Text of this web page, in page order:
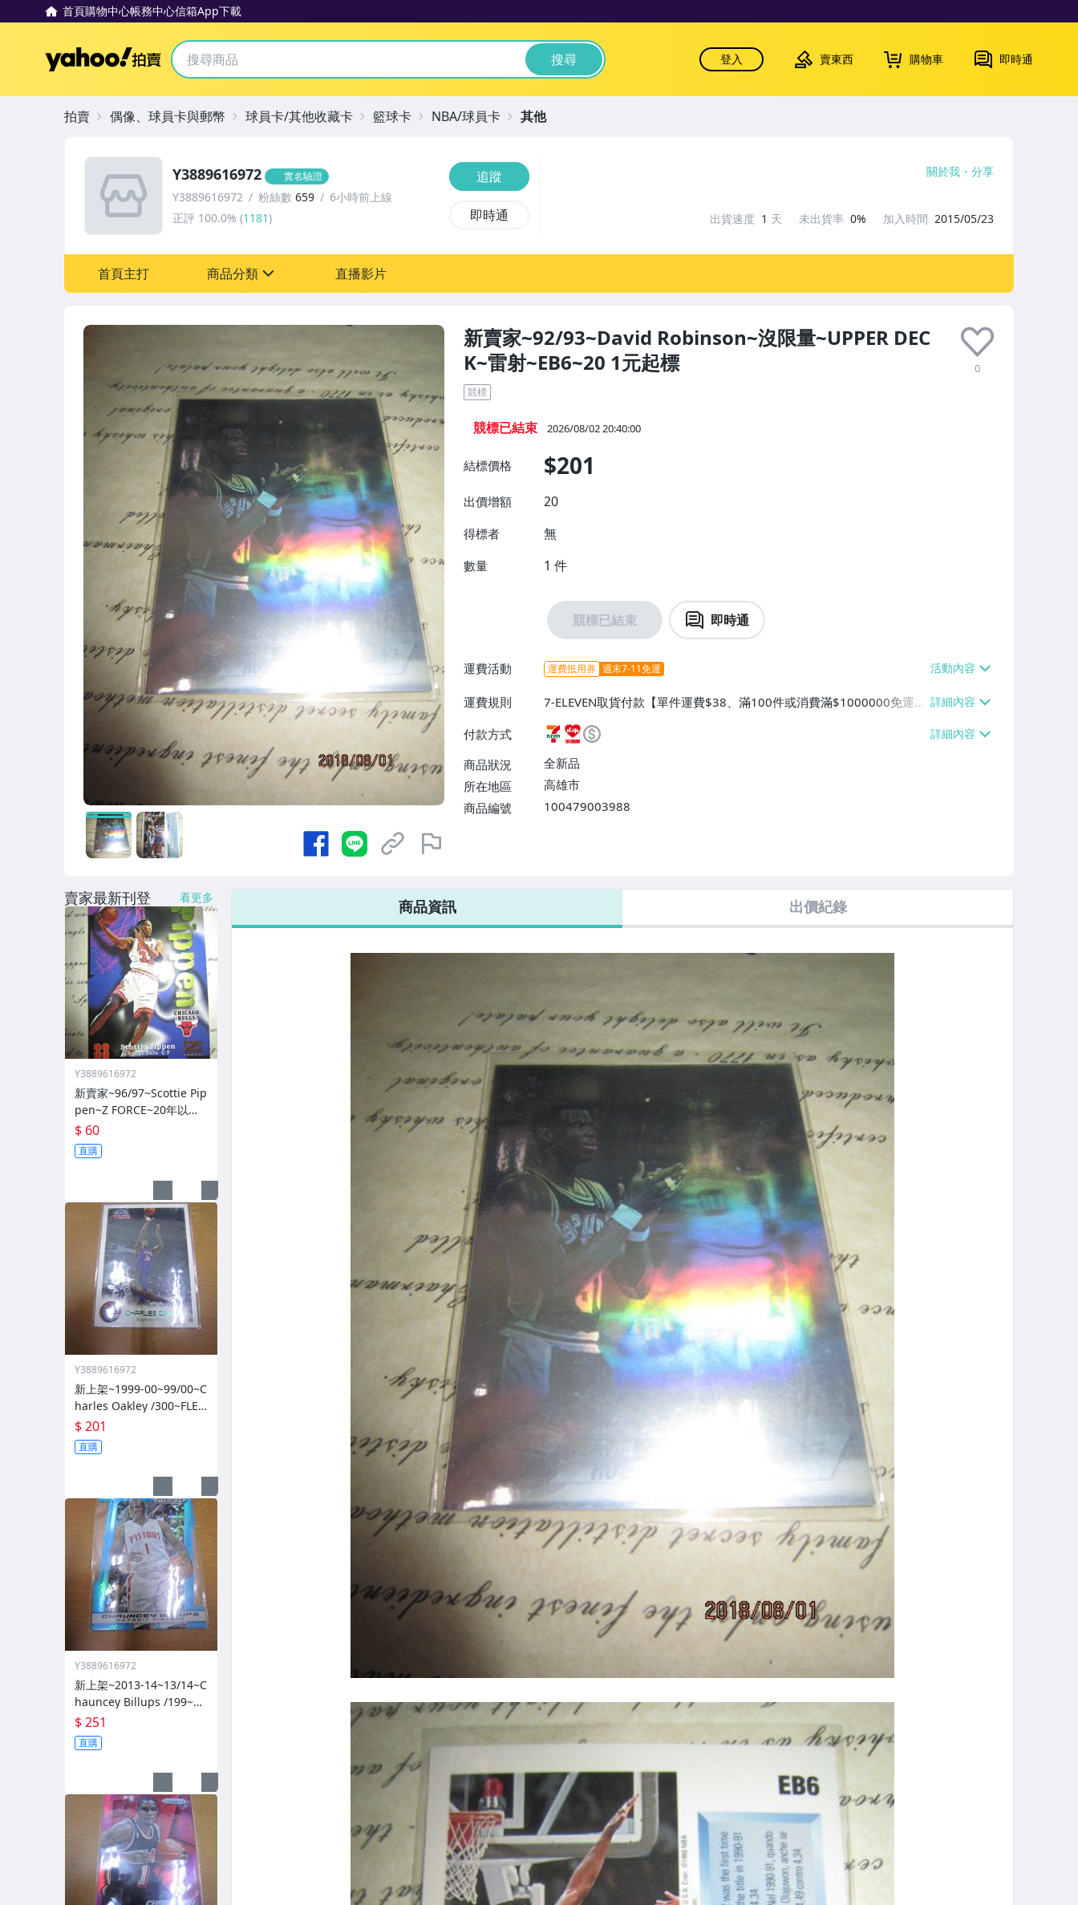
首頁購物中心帳務中心信箱App下載
Yahoo拍賣 搜尋 登入 賣東西 購物車 即時通
新賣家~92/93~David Robinson~沒限量~UPPER DEC
K~雷射~EB6~20 1元起標
0
競標
競標已結束 2026/08/02 20:40:00
結標價格 $201
出價增額 20
得標者 無
數量 1 件
競標已結束 即時通
運費活動 運費抵用券 週末7-11免運
運費規則
7-ELEVEN取貨付款【單件運費$38、滿100件或消費滿$1000000免運
費】、7-ELEVEN取貨不付款【單件運費$38】、萊爾富取貨付款【單件
運費$60、滿50件或消費滿$300000免運費】、郵局掛號【單件運費$5
0、滿30件或消費滿$30000免運費】
付款方式
商品狀況
全新品
所在地區
高雄市
商品編號
100479003988
Y3889616972 實名驗證
Y3889616972 粉絲數 659
6小時前上線
正評 100.0% (1181)
追蹤
即時通
關於我 分享
出貨速度 1 天 未出貨率 0% 加入時間 2015/05/23
首頁主打 商品分類 直播影片
拍賣 偶像、球員卡與郵幣 球員卡/其他收藏卡 籃球卡 NBA/球員卡 其他
商品資訊 出價紀錄
賣家最新刊登 看更多
Y3889616972
新賣家~96/97~Scottie Pip
pen~Z FORCE~20年以上
歷史~無限量~
$ 60
直購
Y3889616972
新上架~1999-00~99/00~C
harles Oakley /300~FLEE
R~~限量/300~1060114-1
$ 201
直購
Y3889616972
新上架~2013-14~13/14~C
hauncey Billups /199~PR
IZM~SILVER~藍亮~限量/1
99~1060114-1
$ 251
直購